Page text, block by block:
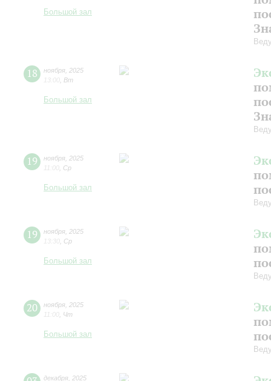
Большой зал
18 ноября 2025
13:00 Вт
Большой зал
19 ноября 2025
11:00 Ср
Большой зал
19 ноября 2025
13:30 Ср
Большой зал
20 ноября 2025
11:00 Чт
Большой зал
декабря 2025